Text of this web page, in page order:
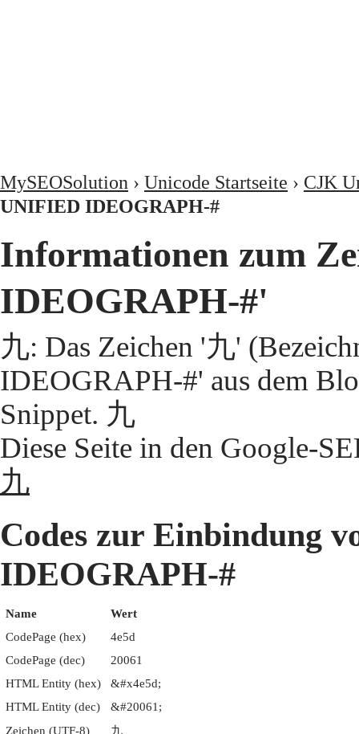
MySEOSolution › Unicode Startseite › CJK
UNIFIED IDEOGRAPH-#
Informationen zum
IDEOGRAPH-#'
九: Das Zeichen '九'
IDEOGRAPH-#' aus dem
Snippet. 九
Diese Seite in den Google-
九
Codes zur Einbindung
IDEOGRAPH-#
Name
Wert
CodePage (hex)
4e5d
CodePage (dec)
20061
HTML Entity (hex)
&#x4e5d;
HTML Entity (dec)
&#20061;
Zeichen (UTF-8)
九